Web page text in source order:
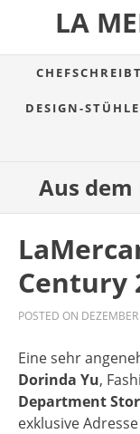
LA
DESIGN-STÜHLE
Aus
Century
POSTED ON
Eine sehr
Dorinda Yu,
Department
exklusive